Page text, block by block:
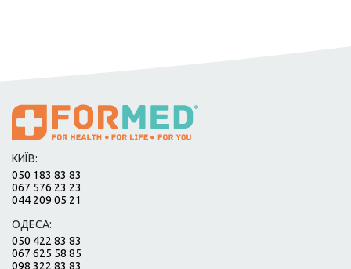
КИЇВ:
050 183 83 83
067 576 23 23
044 209 05 21
ОДЕСА:
050 422 83 83
067 625 58 85
098 322 83 83